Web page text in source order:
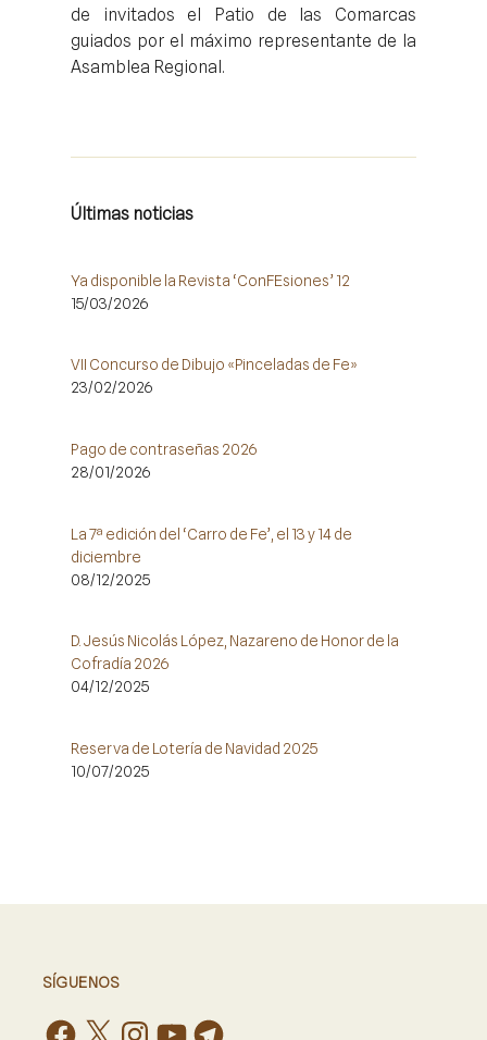
de invitados el Patio de las Comarcas
guiados por el máximo representante de la
Asamblea Regional.
Últimas noticias
Ya disponible la Revista ‘ConFEsiones’ 12
15/03/2026
VII Concurso de Dibujo «Pinceladas de Fe»
23/02/2026
Pago de contraseñas 2026
28/01/2026
La 7ª edición del ‘Carro de Fe’, el 13 y 14 de
diciembre
08/12/2025
D. Jesús Nicolás López, Nazareno de Honor de la
Cofradía 2026
04/12/2025
Reserva de Lotería de Navidad 2025
10/07/2025
SÍGUENOS